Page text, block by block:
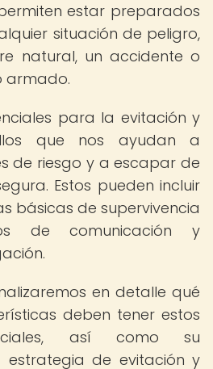
estar preparados
situación de peligro,
natural, un accidente o
armado.
para la evitación y
que nos ayudan a
de riesgo y a escapar de
Estos pueden incluir
básicas de supervivencia
de comunicación y
en detalle qué
deben tener estos
así como su
de evitación y